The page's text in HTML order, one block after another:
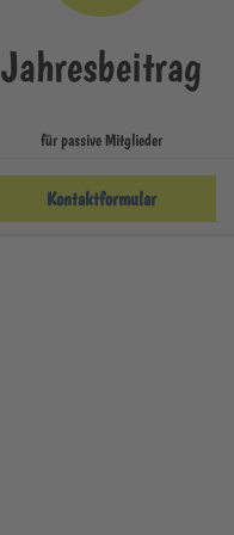
Jahresbeitrag
für passive Mitglieder
Kontaktformular